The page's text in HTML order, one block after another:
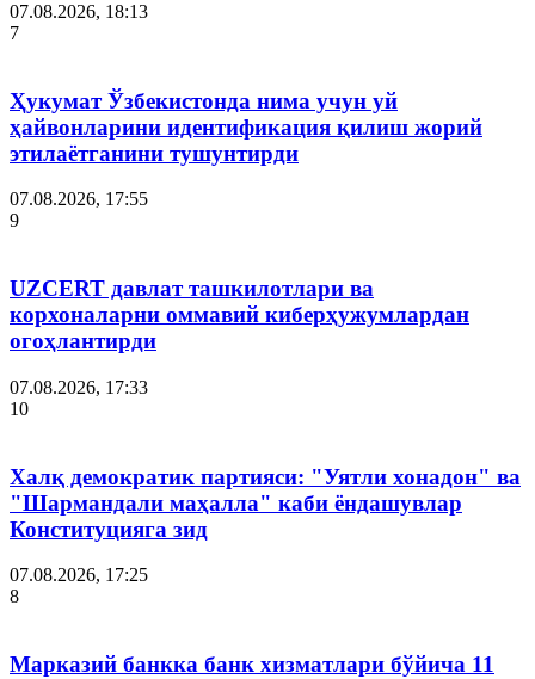
07.08.2026, 18:13
7
Ҳукумат Ўзбекистонда нима учун уй
ҳайвонларини идентификация қилиш жорий
этилаётганини тушунтирди
07.08.2026, 17:55
9
UZCERT давлат ташкилотлари ва
корхоналарни оммавий киберҳужумлардан
огоҳлантирди
07.08.2026, 17:33
10
Халқ демократик партияси: "Уятли хонадон" ва
"Шармандали маҳалла" каби ёндашувлар
Конституцияга зид
07.08.2026, 17:25
8
Марказий банкка банк хизматлари бўйича 11